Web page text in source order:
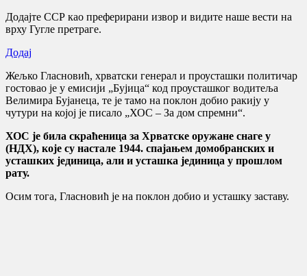
Додајте ССР као преферирани извор и видите наше вести на
врху Гугле претраге.
Додај
Жељко Гласновић, хрватски генерал и проусташки политичар
гостовао је у емисији „Бујица“ код проусташког водитеља
Велимира Бујанеца, те је тамо на поклон добио ракију у
чутури на којој је писало „ХОС – За дом спремни“.
ХОС је била скраћеница за Хрватске оружане снаге у
(НДХ), које су настале 1944. спајањем домобранских и
усташких јединица, али и усташка јединица у прошлом
рату.
Осим тога, Гласновић је на поклон добио и усташку заставу.